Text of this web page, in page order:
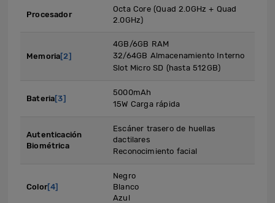
Procesador
Octa Core (Quad 2.0GHz + Quad
2.0GHz)
Memoria[2]
4GB/6GB RAM
32/64GB Almacenamiento Interno
Slot Micro SD (hasta 512GB)
Bateria[3]
5000mAh
15W Carga rápida
Autenticación
Biométrica
Escáner trasero de huellas
dactilares
Reconocimiento facial
Color[4]
Negro
Blanco
Azul